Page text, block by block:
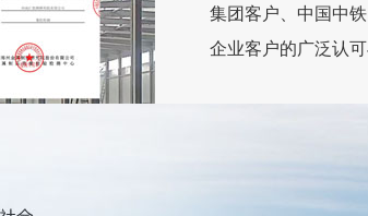
集团客户、中国中
企业客户的广泛认